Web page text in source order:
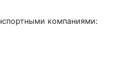
компаниями: